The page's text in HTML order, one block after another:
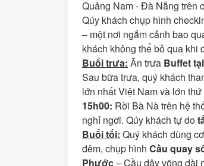
Quảng Nam - Đà Nẵng trên
Qúy khách chụp hình
– một nơi ngắm cảnh bao
khách không thể bỏ qua khi
Buổi trưa: Ăn trưa Buffet
Sau bữa trưa, quý khách
lớn nhất Việt Nam và lớn
15h00: Rời Bà Nà trên hệ
nghỉ ngơi. Qúy khách tự do
Buổi tối: Quý khách dùng
đêm, chụp hình Cầu quay
Phước– Cầu dây võng dài